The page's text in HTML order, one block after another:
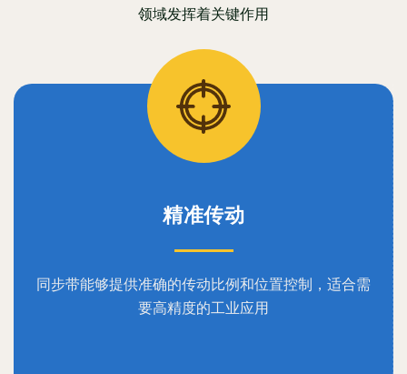
领域发挥着关键作用
精准传动
同步带能够提供准确的传动比例和位置控制，适合需
要高精度的工业应用